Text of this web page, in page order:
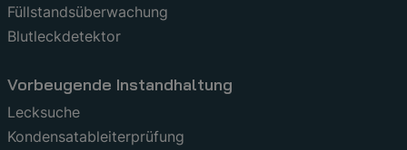
Füllstandsüberwachung
Blutleckdetektor
Vorbeugende Instandhaltung
Lecksuche
Kondensatableiterprüfung